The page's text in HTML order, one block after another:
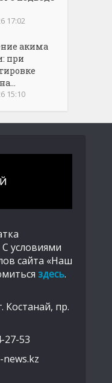
17:02
акима
при
15:10
условиями
сайта «Наш
здесь.
Костанай, пр.
27-53